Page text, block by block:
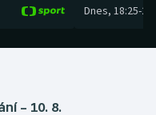
Dnes, 18:25-
– 10. 8.